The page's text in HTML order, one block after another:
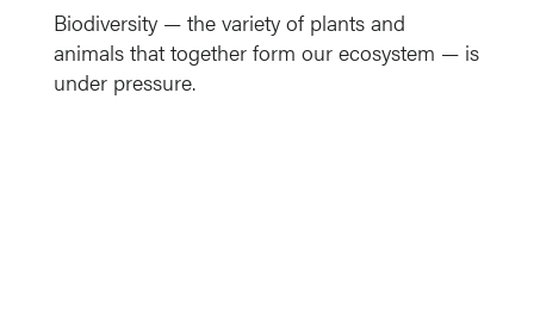
Biodiversity — the variety of plants and
animals that together form our ecosystem — is
under pressure.